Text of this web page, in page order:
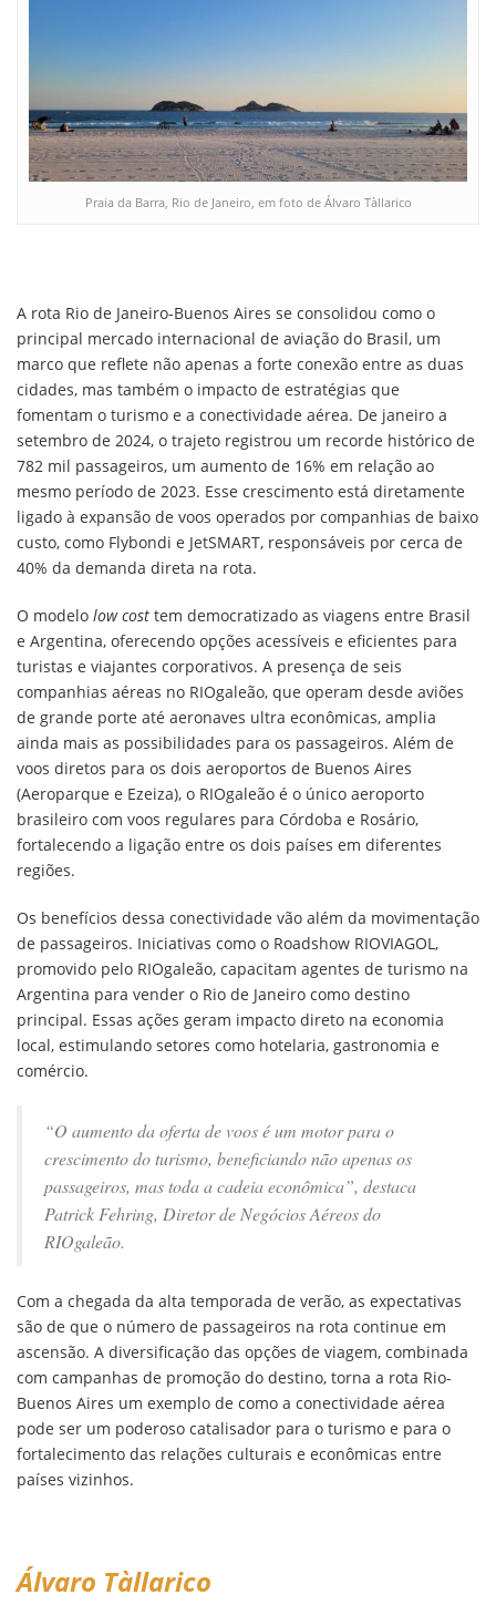
Praia da Barra, Rio de Janeiro, em foto de Álvaro Tàllarico
A rota Rio de Janeiro-Buenos Aires se consolidou como o
principal mercado internacional de aviação do Brasil, um
marco que reflete não apenas a forte conexão entre as duas
cidades, mas também o impacto de estratégias que
fomentam o turismo e a conectividade aérea. De janeiro a
setembro de 2024, o trajeto registrou um recorde histórico de
782 mil passageiros, um aumento de 16% em relação ao
mesmo período de 2023. Esse crescimento está diretamente
ligado à expansão de voos operados por companhias de baixo
custo, como Flybondi e JetSMART, responsáveis por cerca de
40% da demanda direta na rota.
O modelo low cost tem democratizado as viagens entre Brasil
e Argentina, oferecendo opções acessíveis e eficientes para
turistas e viajantes corporativos. A presença de seis
companhias aéreas no RIOgaleão, que operam desde aviões
de grande porte até aeronaves ultra econômicas, amplia
ainda mais as possibilidades para os passageiros. Além de
voos diretos para os dois aeroportos de Buenos Aires
(Aeroparque e Ezeiza), o RIOgaleão é o único aeroporto
brasileiro com voos regulares para Córdoba e Rosário,
fortalecendo a ligação entre os dois países em diferentes
regiões.
Os benefícios dessa conectividade vão além da movimentação
de passageiros. Iniciativas como o Roadshow RIOVIAGOL,
promovido pelo RIOgaleão, capacitam agentes de turismo na
Argentina para vender o Rio de Janeiro como destino
principal. Essas ações geram impacto direto na economia
local, estimulando setores como hotelaria, gastronomia e
comércio.
“O aumento da oferta de voos é um motor para o
crescimento do turismo, beneficiando não apenas os
passageiros, mas toda a cadeia econômica”, destaca
Patrick Fehring, Diretor de Negócios Aéreos do
RIOgaleão.
Com a chegada da alta temporada de verão, as expectativas
são de que o número de passageiros na rota continue em
ascensão. A diversificação das opções de viagem, combinada
com campanhas de promoção do destino, torna a rota Rio-
Buenos Aires um exemplo de como a conectividade aérea
pode ser um poderoso catalisador para o turismo e para o
fortalecimento das relações culturais e econômicas entre
países vizinhos.
Álvaro Tàllarico